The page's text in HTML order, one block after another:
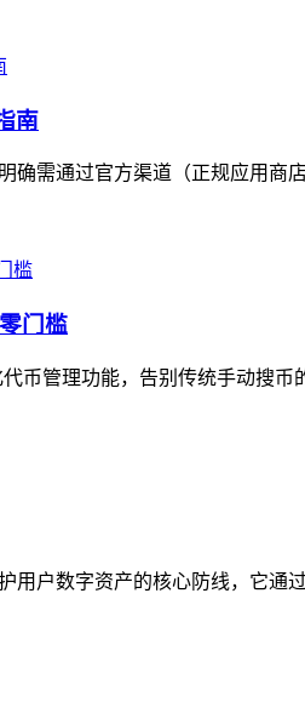
南
确需通过官方渠道（正规应用
门槛
币管理功能，告别传统手动搜
用户数字资产的核心防线，它